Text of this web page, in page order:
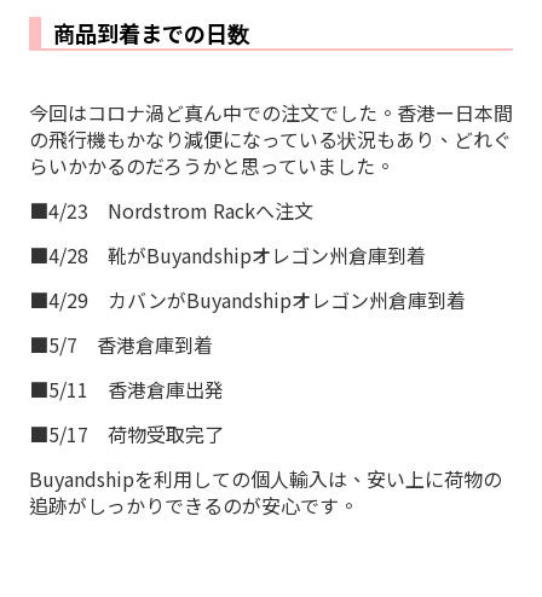
商品到着までの日数
今回はコロナ渦ど真ん中での注文でした。香港ー日本間
の飛行機もかなり減便になっている状況もあり、どれぐ
らいかかるのだろうかと思っていました。
■4/23 Nordstrom Rackへ注文
■4/28 靴がBuyandshipオレゴン州倉庫到着
■4/29 カバンがBuyandshipオレゴン州倉庫到着
■5/7 香港倉庫到着
■5/11 香港倉庫出発
■5/17 荷物受取完了
Buyandshipを利用しての個人輸入は、安い上に荷物の
追跡がしっかりできるのが安心です。